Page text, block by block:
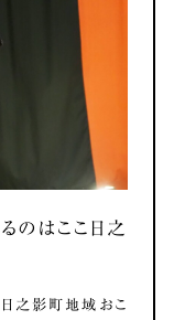
のはここ日之
之影町地域おこ